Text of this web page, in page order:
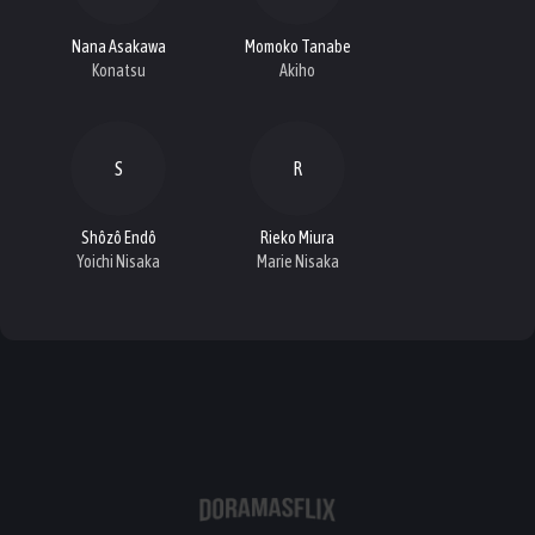
Nana Asakawa
Konatsu
Momoko Tanabe
Akiho
S
Shôzô Endô
Yoichi Nisaka
R
Rieko Miura
Marie Nisaka